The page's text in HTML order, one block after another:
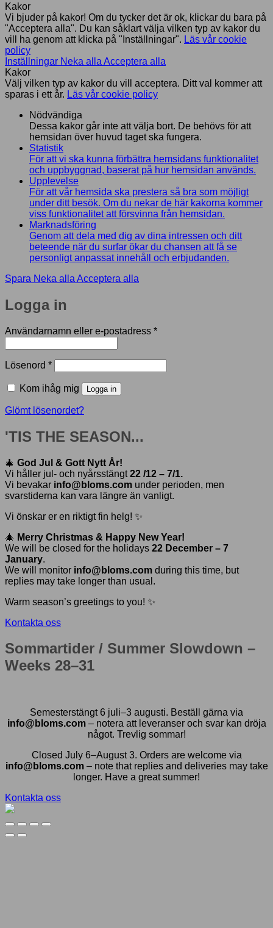
Kakor
Vi bjuder på kakor! Om du tycker det är ok, klickar du bara på
"Acceptera alla". Du kan såklart välja vilken typ av kakor du
vill ha genom att klicka på "Inställningar". Läs vår cookie
policy
Inställningar Neka alla Acceptera alla
Kakor
Välj vilken typ av kakor du vill acceptera. Ditt val kommer att
sparas i ett år. Läs vår cookie policy
Nödvändiga
Dessa kakor går inte att välja bort. De behövs för att
hemsidan över huvud taget ska fungera.
Statistik
För att vi ska kunna förbättra hemsidans funktionalitet
och uppbyggnad, baserat på hur hemsidan används.
Upplevelse
För att vår hemsida ska prestera så bra som möjligt
under ditt besök. Om du nekar de här kakorna kommer
viss funktionalitet att försvinna från hemsidan.
Marknadsföring
Genom att dela med dig av dina intressen och ditt
beteende när du surfar ökar du chansen att få se
personligt anpassat innehåll och erbjudanden.
Spara Neka alla Acceptera alla
Logga in
Användarnamn eller e-postadress *Obligatoriskt
Lösenord *Obligatoriskt
Kom ihåg mig Logga in
Glömt lösenordet?
'TIS THE SEASON...
🎄 God Jul & Gott Nytt År!
Vi håller jul- och nyårsstängt22 /12 – 7/1.
Vi bevakar info@bloms.com under perioden, men
svarstiderna kan vara längre än vanligt.
Vi önskar er en riktigt fin helg! ✨
🎄 Merry Christmas & Happy New Year!
We will be closed for the holidays 22 December – 7
January.
We will monitor info@bloms.com during this time, but
replies may take longer than usual.
Warm season’s greetings to you! ✨
Kontakta oss
Sommartider / Summer Slowdown –
Weeks 28–31
Semesterstängt 6 juli–3 augusti. Beställ gärna via
info@bloms.com– notera att leveranser och svar kan dröja
något. Trevlig sommar!
Closed July 6–August 3. Orders are welcome via
info@bloms.com– note that replies and deliveries may take
longer. Have a great summer!
Kontakta oss